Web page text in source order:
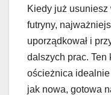
Kiedy już
futryny,
uporządkował i
dalszych prac. Ten
ościeżnica
jak nowa, gotowa